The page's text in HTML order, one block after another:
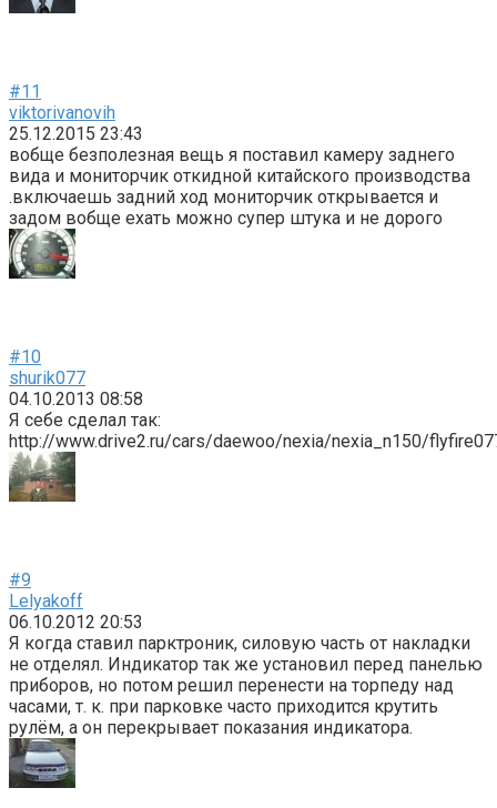
#11
viktorivanovih
25.12.2015 23:43
вобще безполезная вещь я поставил камеру заднего
вида и мониторчик откидной китайского производства
.включаешь задний ход мониторчик открывается и
задом вобще ехать можно супер штука и не дорого
#10
shurik077
04.10.2013 08:58
Я себе сделал так:
http://www.drive2.ru/cars/daewoo/nexia/nexia_n150/
#9
Lelyakoff
06.10.2012 20:53
Я когда ставил парктроник, силовую часть от накладки
не отделял. Индикатор так же установил перед панелью
приборов, но потом решил перенести на торпеду над
часами, т. к. при парковке часто приходится крутить
рулём, а он перекрывает показания индикатора.